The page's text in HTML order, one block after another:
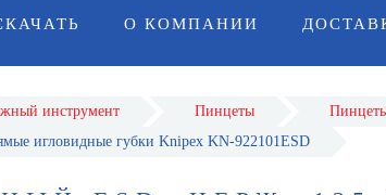
О КОМПАНИИ
инструмент Пинцеты
игловидные губки Knipex KN-922101ESD